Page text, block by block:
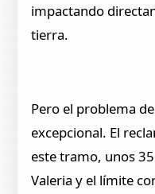
impactando
tierra.
Pero el problema
excepcional. El
este tramo, unos
Valeria y el límite